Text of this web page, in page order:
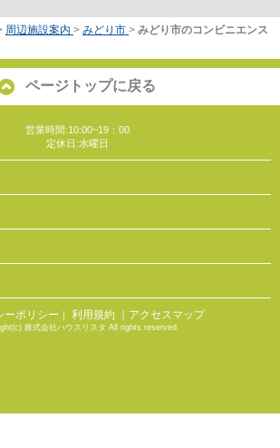
周辺施設案内 > みどり市 > みどり市のコンビニエンス
ページトップに戻る
営業時間:10:00~19：00
定休日:水曜日
ーポリシー ｜ 利用規約 ｜アクセスマップ
株式会社ハウスリスタ All rights reserved.